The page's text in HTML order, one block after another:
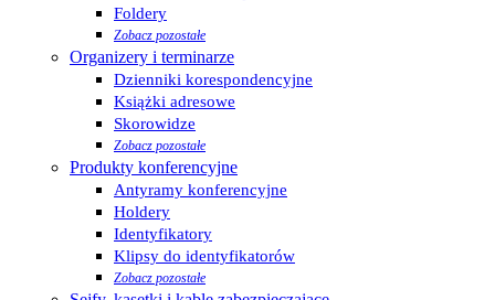
Foldery
Zobacz pozostałe
Organizery i terminarze
Dzienniki korespondencyjne
Książki adresowe
Skorowidze
Zobacz pozostałe
Produkty konferencyjne
Antyramy konferencyjne
Holdery
Identyfikatory
Klipsy do identyfikatorów
Zobacz pozostałe